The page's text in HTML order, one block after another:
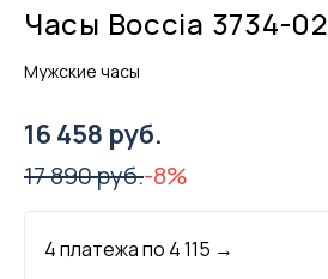
Часы Boccia 3734-02
Мужские часы
16 458 руб.
17 890 руб.-8%
4 платежа по 4 115 →